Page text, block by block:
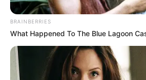
BRAINBERRIES
What Happened To The Blue Lagoon